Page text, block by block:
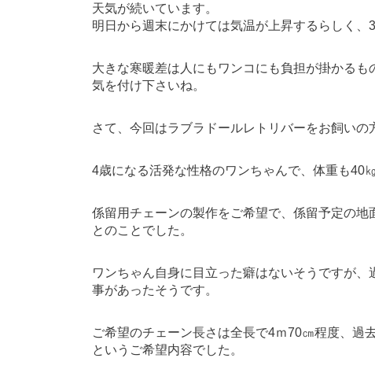
天気が続いています。
明日から週末にかけては気温が上昇するらしく、
大きな寒暖差は人にもワンコにも負担が掛かる
気を付け下さいね。
さて、今回はラブラドールレトリバーをお飼いの
4歳になる活発な性格のワンちゃんで、体重も40
係留用チェーンの製作をご希望で、係留予定の
とのことでした。
ワンちゃん自身に目立った癖はないそうですが
事があったそうです。
ご希望のチェーン長さは全長で4ｍ70㎝程度、過
というご希望内容でした。